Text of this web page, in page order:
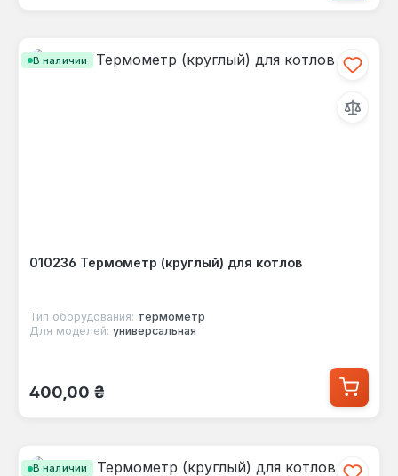
В наличии
010236 Термометр (круглый) для котлов
Тип оборудования: термометр
Для моделей: универсальная
Обычная цена:
400,00 ₴
В наличии